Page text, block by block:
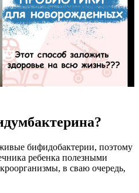
бифидобактерии, поэтому
ребенка полезными
в сваю очередь,